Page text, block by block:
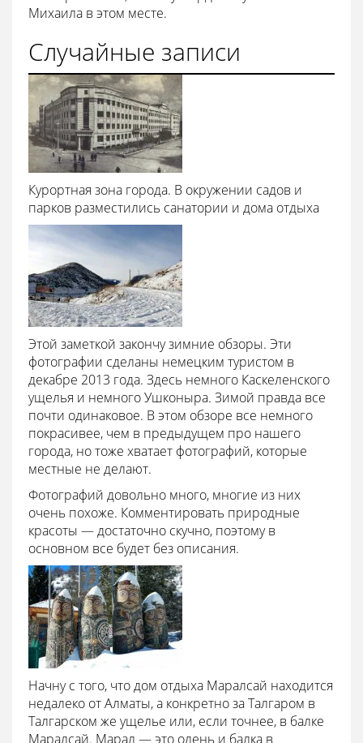
Михаила в этом месте.
Случайные записи
Курортная зона города. В окружении садов и
парков разместились санатории и дома отдыха
Этой заметкой закончу зимние обзоры. Эти
фотографии сделаны немецким туристом в
декабре 2013 года. Здесь немного Каскеленского
ущелья и немного Ушконыра. Зимой правда все
почти одинаковое. В этом обзоре все немного
покрасивее, чем в предыдущем про нашего
города, но тоже хватает фотографий, которые
местные не делают.
Фотографий довольно много, многие из них
очень похоже. Комментировать природные
красоты — достаточно скучно, поэтому в
основном все будет без описания.
Начну с того, что дом отдыха Маралсай находится
недалеко от Алматы, а конкретно за Талгаром в
Талгарском же ущелье или, если точнее, в балке
Маралсай. Марал — это олень и балка в